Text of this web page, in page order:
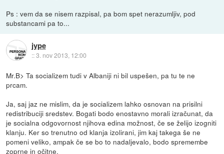
Ps : vem da se nisem razpisal, pa bom spet nerazumljiv, pod
substancami pa to...
jype
::3. nov 2013, 12:00
Mr.B> Ta socializem tudi v Albaniji ni bil uspešen, pa tu te ne
prcam.
Ja, saj jaz ne mislim, da je socializem lahko osnovan na prisilni
redistribuciji sredstev. Bogati bodo enostavno morali izračunat, da
je socialna odgovornost njihova edina možnost, če se želijo izogniti
klanju. Ker so trenutno od klanja izolirani, jim kaj takega še ne
pomeni veliko, ampak če se bo to nadaljevalo, bodo spremembe
zoprne in očitne.